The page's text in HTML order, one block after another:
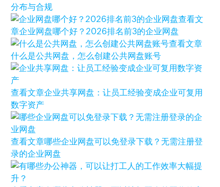
分布与合规
查看文
章企业网盘哪个好？2026排名前3的企业网盘
查看文章
什么是公共网盘，怎么创建公共网盘账号
查看文章企业共享网盘：让员工经验变成企业可复用
数字资产
查看文章哪些企业网盘可以免登录下载？无需注册登
录的企业网盘